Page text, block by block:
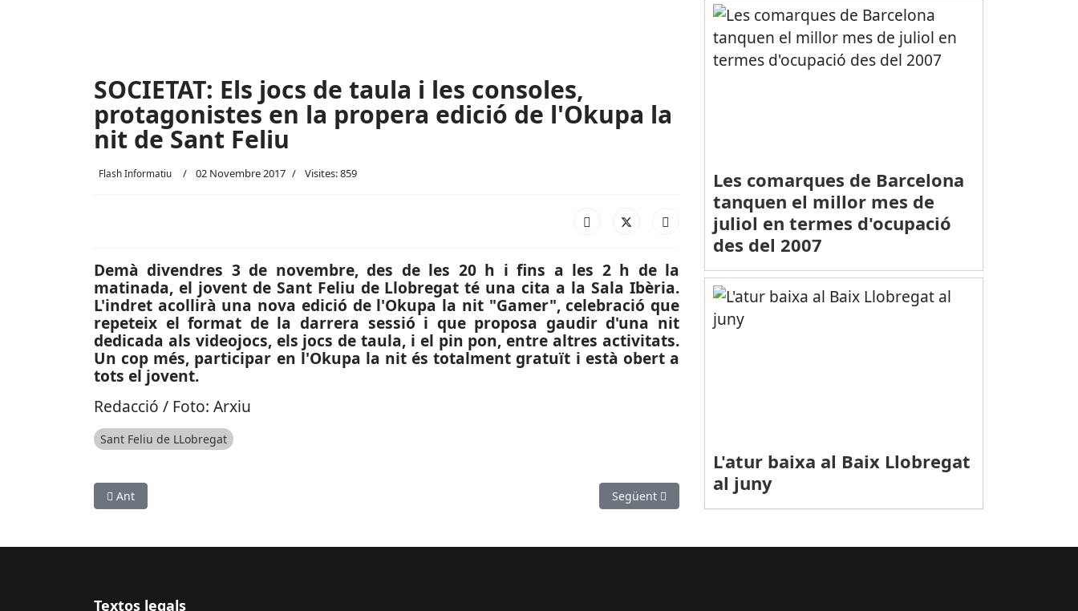
SOCIETAT: Els jocs de taula i les consoles,
protagonistes en la propera edició de l'Okupa la
nit de Sant Feliu
Flash Informatiu 02 Novembre 2017 Visites: 859
Demà divendres 3 de novembre, des de les 20 h i fins a les 2 h de la
matinada, el jovent de Sant Feliu de Llobregat té una cita a la Sala Ibèria.
L'indret acollirà una nova edició de l'Okupa la nit "Gamer", celebració que
repeteix el format de la darrera sessió i que proposa gaudir d'una nit
dedicada als videojocs, els jocs de taula, i el pin pon, entre altres activitats.
Un cop més, participar en l'Okupa la nit és totalment gratuït i està obert a
tots el jovent.
Redacció / Foto: Arxiu
Sant Feliu de LLobregat
Article anterior: CULTURA: Barretina Tarner presenta a Castelldefels el nou espectacle "El delta del Llobregat"
Ant Article següent: POLÍTICA: Els grups municipals PSC, MpC i GIU renoven el pacte i
Següent
Les comarques de Barcelona
tanquen el millor mes de
juliol en termes d'ocupació
des del 2007
L'atur baixa al Baix Llobregat
al juny
Textos legals